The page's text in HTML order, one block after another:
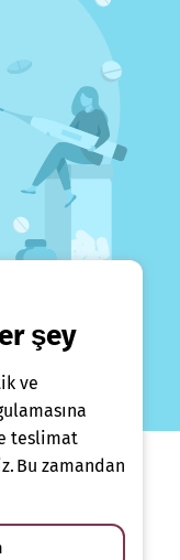
şey
ve
teslimat
Bu zamandan